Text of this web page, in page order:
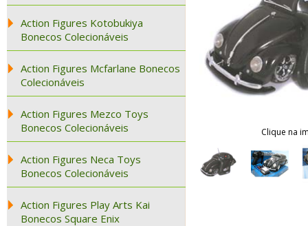
Action Figures Kotobukiya
Bonecos Colecionáveis
Action Figures Mcfarlane Bonecos
Colecionáveis
Action Figures Mezco Toys
Bonecos Colecionáveis
Action Figures Neca Toys
Bonecos Colecionáveis
Action Figures Play Arts Kai
Bonecos Square Enix
Clique na